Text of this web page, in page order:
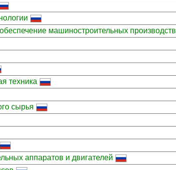
обеспечение машиностроительных производств
техника
сырья
аппаратов и двигателей